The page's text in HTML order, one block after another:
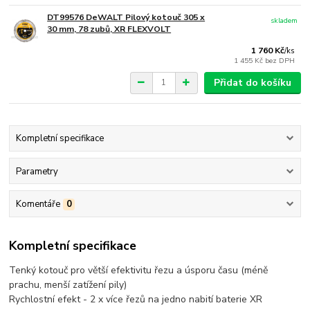
DT99576 DeWALT Pilový kotouč 305 x
30 mm, 78 zubů, XR FLEXVOLT
1 760 Kč/ks
1 455 Kč bez DPH
skladem
Přidat do košíku
Kompletní specifikace
Parametry
Komentáře 0
Kompletní specifikace
Tenký kotouč pro větší efektivitu řezu a úsporu času (méně
prachu, menší zatížení pily)
Rychlostní efekt - 2 x více řezů na jedno nabití baterie XR